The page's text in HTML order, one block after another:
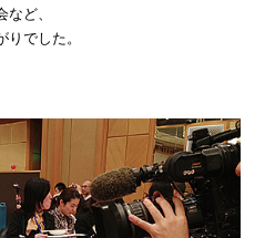
ど、
でした。